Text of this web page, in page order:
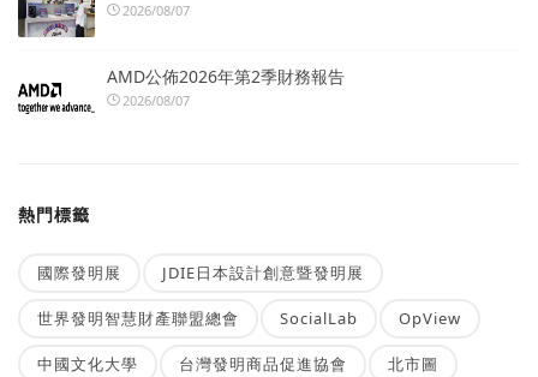
2026/08/07
AMD公佈2026年第2季財務報告
2026/08/07
熱門標籤
國際發明展 JDIE日本設計創意暨發明展
世界發明智慧財產聯盟總會 SocialLab OpView
中國文化大學 台灣發明商品促進協會 北市圖